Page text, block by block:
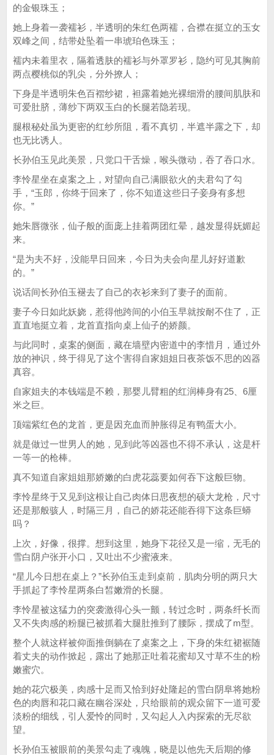
的金银珠玉；
她上身着一袭襦衫，半透明的朱红色两襦，合襟在挺立的玉女
双峰之间，结带处坠着一串琥珀色珠玉；
襦内未着里衣，隔着透肤的襦衫与外罩罗衫，隐约可见其胸前
两点樱桃似的乳尖，分外撩人；
下身是半透明朱色百褶纱裙，袒露着她光裸细滑的腰间肌肤和
可爱肚脐，薄纱下两双玉白的长腿若隐若现。
腿根秘处虽为更密的红纱所阻，看不真切，半遮半露之下，却
也无比诱人。
长孙伯玉见此美景，只觉口干舌燥，喉头微动，吞了吞口水。
李怜星坐在桌案之上，对望向自己满眼欲火的夫君勾了勾
手，“玉郎，你终于回来了，你不知道这些日子妾身有多想
你。”
她朱唇微张，仙子般的面庞上挂着两团红晕，越发显得妩媚起
来。
“是为夫不好，没能早日回来，今日为夫会向星儿好好道歉
的。”
说话间长孙伯玉褪去了自己的衣衫来到了妻子的面前。
妻子今日如此妖娆，惹得他跨间的小伯玉早就按耐不住了，正
直直地挺立着，龙首直指向桌上仙子的娇颜。
与此同时，桌案的侧面，藏在墙壁内密道中的李惜月，通过外
放的神识，终于得见了这个害得自家姐姐日夜茶饭不思的凶器
真容。
自家姐夫的本钱端是不赖，那婴儿臂粗的红润棒身有25、6厘
米之巨。
顶端紫红色的龙首，更是因充血而肿胀得足有鸭蛋大小。
就是做过一世男人的她，见到此等凶器也不得不承认，这是杆
一等一的枪棒。
真不知道自家姐姐那娇嫩的白虎花蕊要如何吞下这般巨物。
李怜星终于又见到这根让自己肉体日思夜想的硕大龙枪，尺寸
还是那般骇人，时隔三月，自己的娇花还能吞得下这条巨蟒
吗？
上次，好像，很撑。想到这里，她身下花径又是一缩，无毛的
雪白阴户张开小口，又吐出不少蜜液来。
“星儿今日想在桌上？”长孙伯玉走到桌前，肌肉分明的两只大
手抓起了李怜星两条白皙嫩滑的长腿。
李怜星被这猛力的突袭激得心头一颤，转过念时，两条纤长而
又不失肉感的粉腿已被抓着大腿肚推到了腰际，摆成了m型。
整个人就这样被仰面推倒躺在了桌案之上，下身的朱红裙裾随
着丈夫的动作掀起，露出了她那正吐着花蜜却又寸草不生的粉
嫩蜜穴。
她的花穴极美，肉感十足而又恰到好处隆起的雪白阴阜将她粉
色的肉唇和花口藏在幽谷深处，只给眼前的观众留下一道可爱
淡粉的细线，引人爱怜的同时，又勾起人入内探索的无尽欲
望。
长孙伯玉被眼前的美景勾走了魂魄，晓是以他先天后期的修